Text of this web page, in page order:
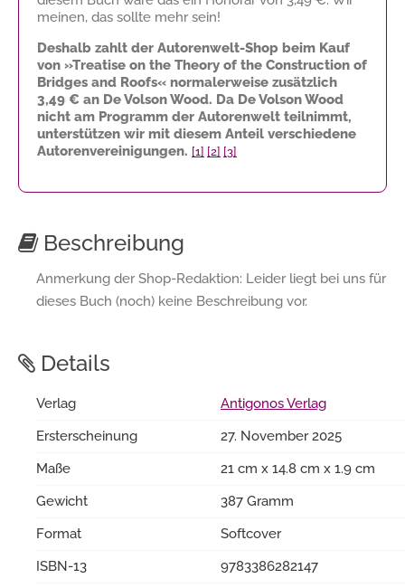
meinen, das sollte mehr sein!
Deshalb zahlt der Autorenwelt-Shop beim Kauf
von »Treatise on the Theory of the Construction of
Bridges and Roofs« normalerweise zusätzlich
3,49 € an De Volson Wood. Da De Volson Wood
nicht am Programm der Autorenwelt teilnimmt,
unterstützen wir mit diesem Anteil verschiedene
Autorenvereinigungen. [1] [2] [3]
Beschreibung
Anmerkung der Shop-Redaktion: Leider liegt bei uns für
dieses Buch (noch) keine Beschreibung vor.
Details
Verlag
Antigonos Verlag
Ersterscheinung
27. November 2025
Maße
21 cm x 14.8 cm x 1.9 cm
Gewicht
387 Gramm
Format
Softcover
ISBN-13
9783386282147